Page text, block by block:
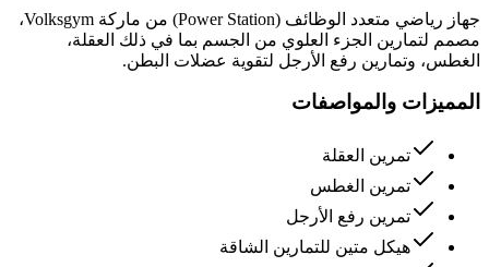
جهاز رياضي متعدد الوظائف (Power Station) من ماركة Volksgym،
مصمم لتمارين الجزء العلوي من الجسم بما في ذلك العقلة،
الغطس، وتمارين رفع الأرجل لتقوية عضلات البطن.
المميزات والمواصفات
تمرين العقلة
تمرين الغطس
تمرين رفع الأرجل
هيكل متين للتمارين الشاقة